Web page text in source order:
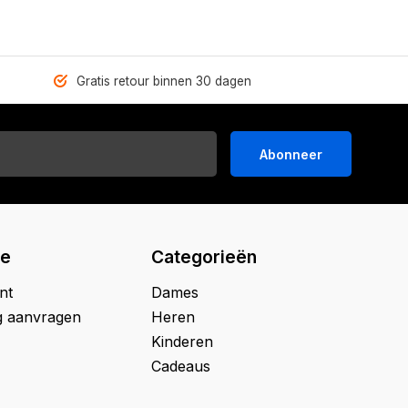
Gratis retour binnen 30 dagen
Abonneer
aanvragen
Categorieën
Dames
Heren
Kinderen
Cadeaus